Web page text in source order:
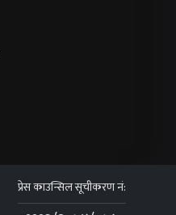
प्रेस काउन्सिल सूचीकरण नं: